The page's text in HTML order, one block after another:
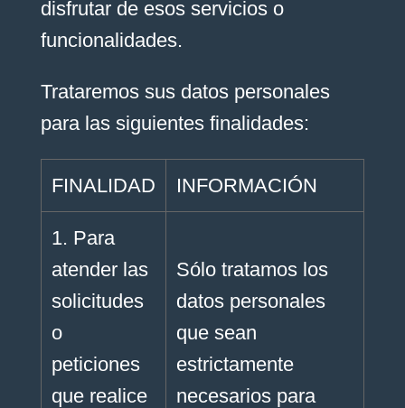
disfrutar de esos servicios o
funcionalidades.
Trataremos sus datos personales
para las siguientes finalidades:
FINALIDAD INFORMACIÓN
1. Para
atender las
solicitudes
o
peticiones
que realice
Sólo tratamos los
datos personales
que sean
estrictamente
necesarios para